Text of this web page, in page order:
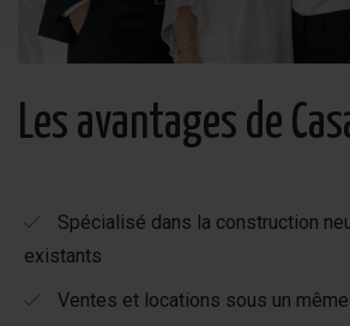
Les avantages de
Spécialisé dans la construction
existants
Ventes et locations sous un